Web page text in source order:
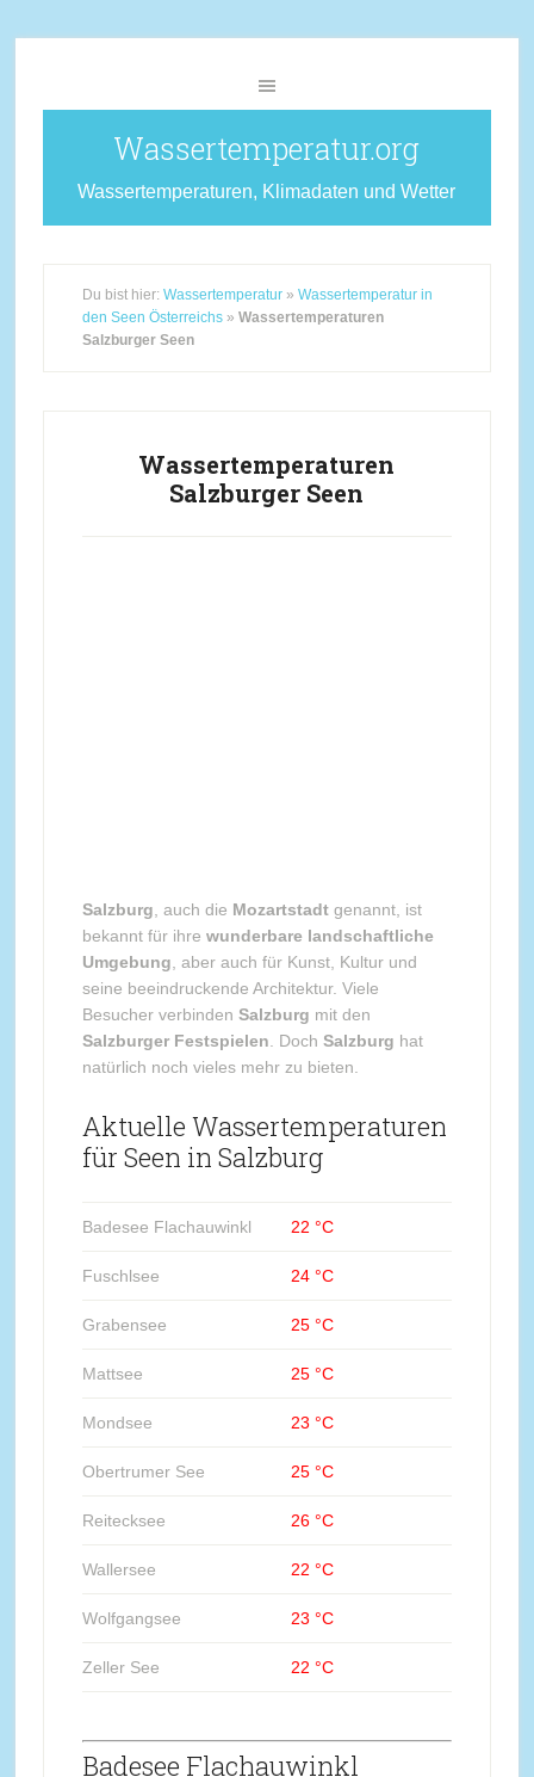
Wassertemperatur.org
Wassertemperaturen, Klimadaten und Wetter
Du bist hier: Wassertemperatur» Wassertemperatur in
den Seen Österreichs» Wassertemperaturen
Salzburger Seen
Wassertemperaturen
Salzburger Seen
Salzburg , auch die Mozartstadtgenannt, ist
bekannt für ihre wunderbare landschaftliche
Umgebung , aber auch für Kunst, Kultur und
seine beeindruckende Architektur. Viele
Besucher verbinden Salzburg mit den
Salzburger Festspielen . Doch Salzburg hat
natürlich noch vieles mehr zu bieten.
Aktuelle Wassertemperaturen
für Seen in Salzburg
Badesee Flachauwinkl 22 °C
Fuschlsee 24 °C
Grabensee 25 °C
Mattsee 25 °C
Mondsee 23 °C
Obertrumer See 25 °C
Reitecksee 26 °C
Wallersee 22 °C
Wolfgangsee 23 °C
Zeller See 22 °C
Badesee Flachauwinkl